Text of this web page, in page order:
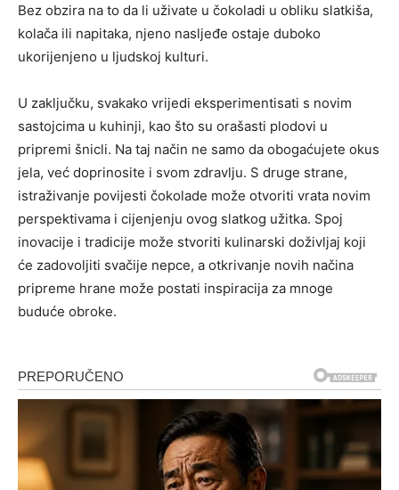
Bez obzira na to da li uživate u čokoladi u obliku slatkiša,
kolača ili napitaka, njeno nasljeđe ostaje duboko
ukorijenjeno u ljudskoj kulturi.
U zaključku, svakako vrijedi eksperimentisati s novim
sastojcima u kuhinji, kao što su orašasti plodovi u
pripremi šnicli. Na taj način ne samo da obogaćujete okus
jela, već doprinosite i svom zdravlju. S druge strane,
istraživanje povijesti čokolade može otvoriti vrata novim
perspektivama i cijenjenju ovog slatkog užitka. Spoj
inovacije i tradicije može stvoriti kulinarski doživljaj koji
će zadovoljiti svačije nepce, a otkrivanje novih načina
pripreme hrane može postati inspiracija za mnoge
buduće obroke.